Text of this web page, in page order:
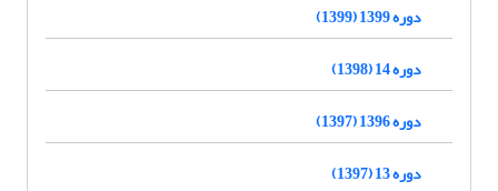
دوره 1399 (1399)
دوره 14 (1398)
دوره 1396 (1397)
دوره 13 (1397)